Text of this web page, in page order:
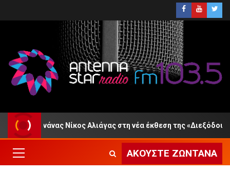
Νίκος Αλιάγας στη νέα έκθεση της «Διεξόδου»
ΑΚΟΎΣΤΕ ΖΩΝΤΑΝΆ